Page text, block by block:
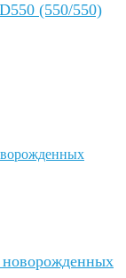
(550/550)
новорожденных